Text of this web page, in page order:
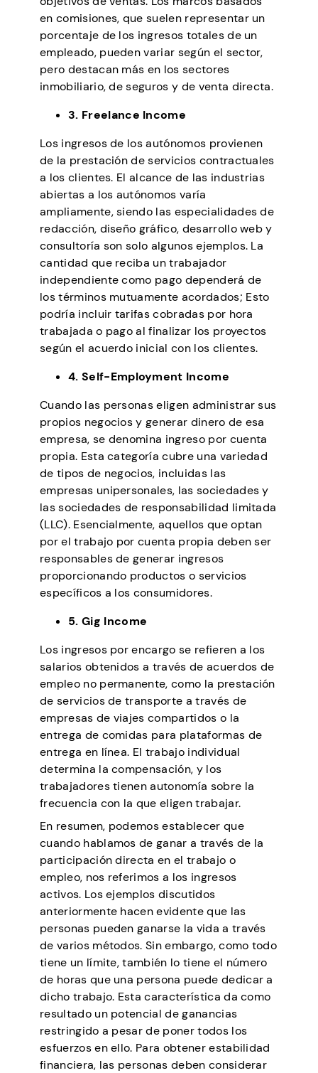
en comisiones, que suelen representar un
porcentaje de los ingresos totales de un
empleado, pueden variar según el sector,
pero destacan más en los sectores
inmobiliario, de seguros y de venta directa.
3. Freelance Income
Los ingresos de los autónomos provienen
de la prestación de servicios contractuales
a los clientes. El alcance de las industrias
abiertas a los autónomos varía
ampliamente, siendo las especialidades de
redacción, diseño gráfico, desarrollo web y
consultoría son solo algunos ejemplos. La
cantidad que reciba un trabajador
independiente como pago dependerá de
los términos mutuamente acordados; Esto
podría incluir tarifas cobradas por hora
trabajada o pago al finalizar los proyectos
según el acuerdo inicial con los clientes.
4. Self-Employment Income
Cuando las personas eligen administrar sus
propios negocios y generar dinero de esa
empresa, se denomina ingreso por cuenta
propia. Esta categoría cubre una variedad
de tipos de negocios, incluidas las
empresas unipersonales, las sociedades y
las sociedades de responsabilidad limitada
(LLC). Esencialmente, aquellos que optan
por el trabajo por cuenta propia deben ser
responsables de generar ingresos
proporcionando productos o servicios
específicos a los consumidores.
5. Gig Income
Los ingresos por encargo se refieren a los
salarios obtenidos a través de acuerdos de
empleo no permanente, como la prestación
de servicios de transporte a través de
empresas de viajes compartidos o la
entrega de comidas para plataformas de
entrega en línea. El trabajo individual
determina la compensación, y los
trabajadores tienen autonomía sobre la
frecuencia con la que eligen trabajar.
En resumen, podemos establecer que
cuando hablamos de ganar a través de la
participación directa en el trabajo o
empleo, nos referimos a los ingresos
activos. Los ejemplos discutidos
anteriormente hacen evidente que las
personas pueden ganarse la vida a través
de varios métodos. Sin embargo, como todo
tiene un límite, también lo tiene el número
de horas que una persona puede dedicar a
dicho trabajo. Esta característica da como
resultado un potencial de ganancias
restringido a pesar de poner todos los
esfuerzos en ello. Para obtener estabilidad
financiera, las personas deben considerar